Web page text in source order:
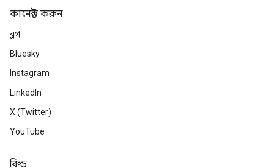
কানেক্ট করুন
ব্লগ
Bluesky
Instagram
LinkedIn
X (Twitter)
YouTube
বিল্ড